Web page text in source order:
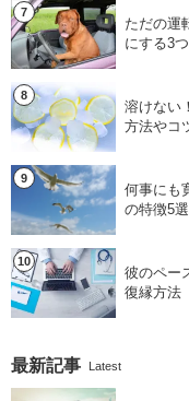
ただの運
にする3
溶けない
方法やコ
何事にも
の特徴5選
彼のペー
復縁方法
最新記事 Latest